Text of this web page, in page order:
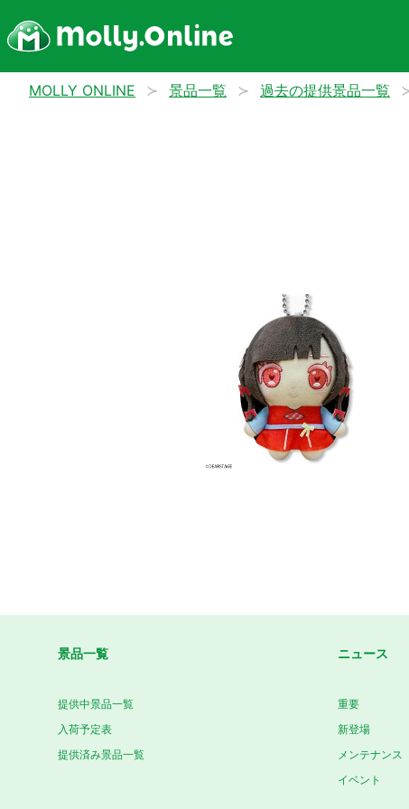
MOLLY ONLINE 景品一覧 過去の提供景品一覧
景品一覧
提供中景品一覧
入荷予定表
提供済み景品一覧
ニュース
重要
新登場
メンテナンス
イベント